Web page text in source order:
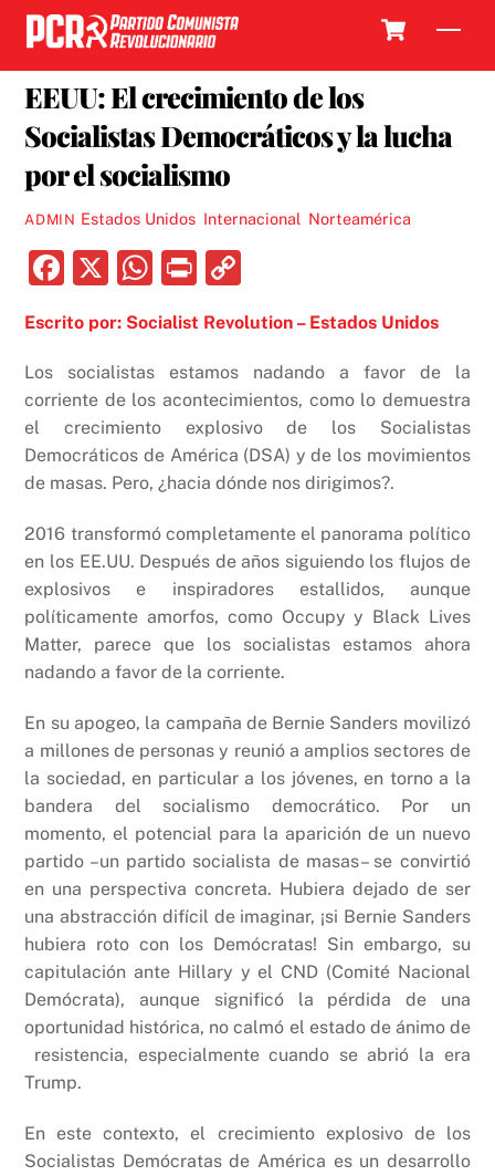
Skip
content
EEUU: El crecimiento de los
Socialistas Democráticos y la lucha
por el socialismo
ADMIN Estados Unidos, Internacional Norteamérica
F
c
e
b
o
o
X
W
at
s
A
p
p
P
nt p
y
Li
n
k
Escrito por: Socialist Revolution – Estados Unidos
Los socialistas estamos nadando a favor de la
corriente de los acontecimientos, como lo demuestra
el crecimiento explosivo de los Socialistas
Democráticos de América (DSA) y de los movimientos
de masas. Pero, ¿hacia dónde nos dirigimos?.
2016 transformó completamente el panorama político
en los EE.UU. Después de años siguiendo los flujos de
explosivos e inspiradores estallidos, aunque
políticamente amorfos, como Occupy y Black Lives
Matter, parece que los socialistas estamos ahora
nadando a favor de la corriente.
En su apogeo, la campaña de Bernie Sanders movilizó
a millones de personas y reunió a amplios sectores de
la sociedad, en particular a los jóvenes, en torno a la
bandera del socialismo democrático. Por un
momento, el potencial para la aparición de un nuevo
partido –un partido socialista de masas– se convirtió
en una perspectiva concreta. Hubiera dejado de ser
una abstracción difícil de imaginar, ¡si Bernie Sanders
hubiera roto con los Demócratas! Sin embargo, su
capitulación ante Hillary y el CND (Comité Nacional
Demócrata), aunque significó la pérdida de una
oportunidad histórica, no calmó el estado de ánimo de
resistencia, especialmente cuando se abrió la era
Trump.
En este contexto, el crecimiento explosivo de los
Socialistas Demócratas de América es un desarrollo